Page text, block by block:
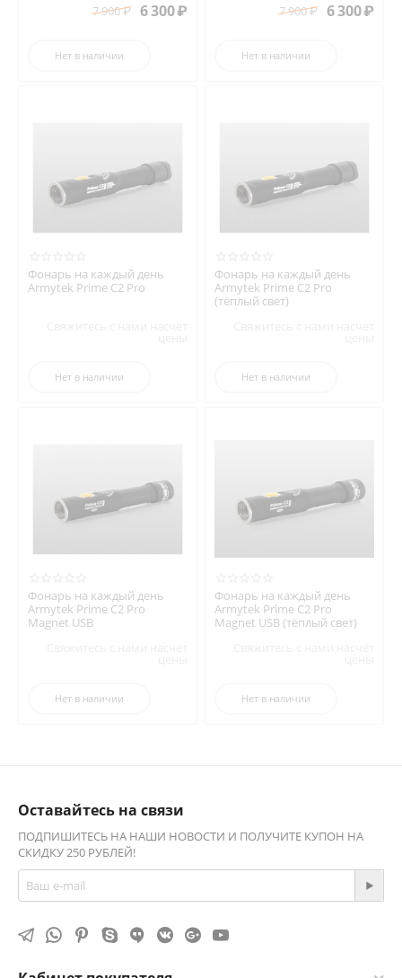
7 900₽ 6 300₽
Нет в наличии
7 900₽ 6 300₽
Нет в наличии
Фонарь на каждый день
Armytek Prime C2 Pro
Нет в наличии
Фонарь на каждый день
Armytek Prime C2 Pro
(тёплый свет)
Нет в наличии
Фонарь на каждый день
Armytek Prime C2 Pro
Magnet USB
Нет в наличии
Фонарь на каждый день
Armytek Prime C2 Pro
Magnet USB (тёплый свет)
Нет в наличии
Оставайтесь на связи
ПОДПИШИТЕСЬ НА НАШИ НОВОСТИ И ПОЛУЧИТЕ КУПОН НА
СКИДКУ 250 РУБЛЕЙ!